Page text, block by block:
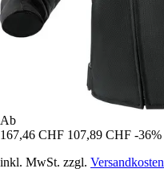
Ab
167,46 CHF 107,89 CHF -36%
inkl. MwSt. zzgl. Versandkosten